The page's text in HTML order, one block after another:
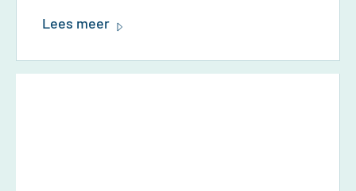
hier ook gebouwd aan een community van
het welzijn van studenten.
Lees meer